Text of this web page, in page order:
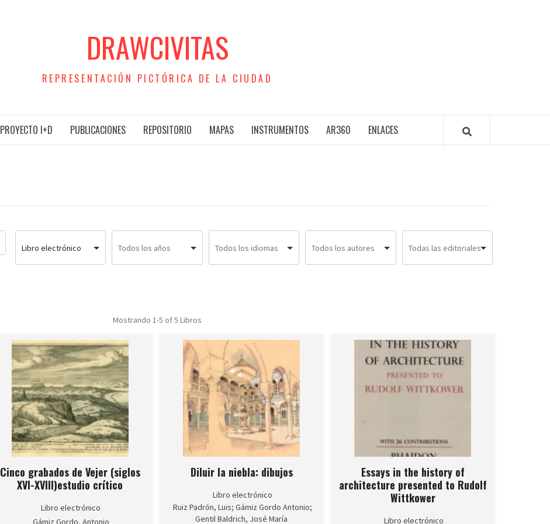
DRAWCIVITAS
REPRESENTACIÓN PICTÓRICA DE LA CIUDAD
PROYECTO I+D PUBLICACIONES REPOSITORIO MAPAS INSTRUMENTOS AR360 ENLACES
Libro electrónico
Mostrando 1-5 of 5 Libros
Cinco grabados de Vejer (siglos
XVI-XVIII)estudio crítico
Libro electrónico
Gámiz Gordo, Antonio
Diluir la niebla: dibujos
Libro electrónico
Ruiz Padrón, Luis; Gámiz Gordo Antonio;
Gentil Baldrich, José María
Essays in the history of
architecture presented to Rudolf
Wittkower
Libro electrónico